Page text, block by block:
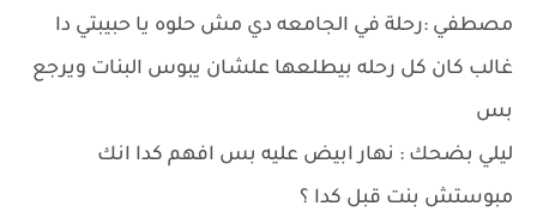
مصطفي :رحلة في الجامعه دي مش حلوه يا حبيبتي دا
غالب كان كل رحله بيطلعها علشان يبوس البنات ويرجع
بس
ليلي بضحك : نهار ابيض عليه بس افهم كدا انك
مبوستش بنت قبل كدا ؟